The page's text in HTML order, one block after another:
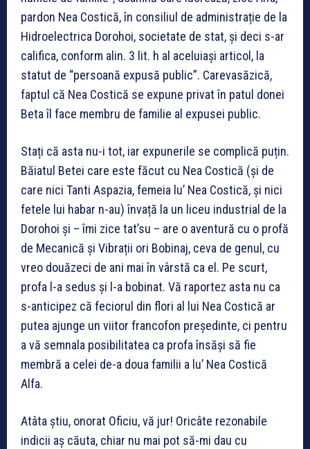
pardon Nea Costică, în consiliul de administrație de la
Hidroelectrica Dorohoi, societate de stat, și deci s-ar
califica, conform alin. 3 lit. h al aceluiași articol, la
statut de “persoană expusă public”. Carevasăzică,
faptul că Nea Costică se expune privat în patul donei
Beta îl face membru de familie al expusei public.
Stați că asta nu-i tot, iar expunerile se complică puțin.
Băiatul Betei care este făcut cu Nea Costică (și de
care nici Tanti Aspazia, femeia lu’ Nea Costică, și nici
fetele lui habar n-au) învață la un liceu industrial de la
Dorohoi și – îmi zice tat’su – are o aventură cu o profă
de Mecanică și Vibrații ori Bobinaj, ceva de genul, cu
vreo douăzeci de ani mai în vârstă ca el. Pe scurt,
profa l-a sedus și l-a bobinat. Vă raportez asta nu ca
s-anticipez că feciorul din flori al lui Nea Costică ar
putea ajunge un viitor francofon președinte, ci pentru
a vă semnala posibilitatea ca profa însăși să fie
membră a celei de-a doua familii a lu’ Nea Costică
Alfa.
Atâta știu, onorat Oficiu, vă jur! Oricâte rezonabile
indicii aș căuta, chiar nu mai pot să-mi dau cu